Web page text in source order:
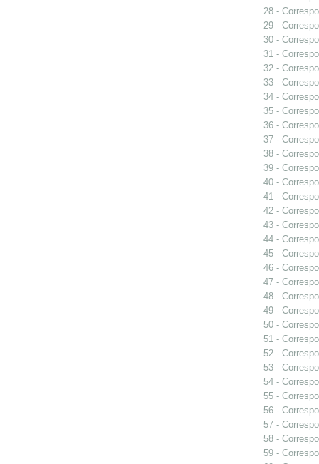
28 -
29 -
30 -
31 -
32 -
33 -
34 -
35 -
36 -
37 -
38 -
39 -
40 -
41 -
42 -
43 -
44 -
45 -
46 -
47 -
48 -
49 -
50 -
51 -
52 -
53 -
54 -
55 -
56 -
57 -
58 -
59 -